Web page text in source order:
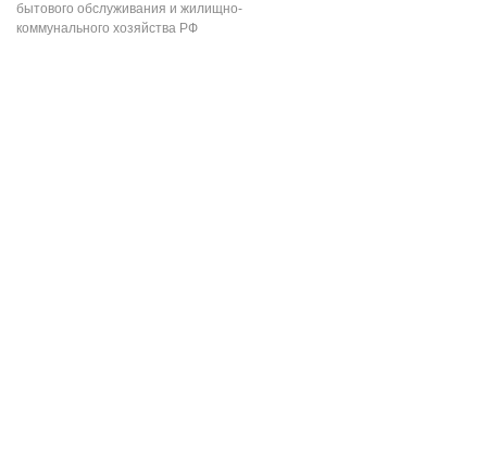
бытового обслуживания и жилищно-
коммунального хозяйства РФ